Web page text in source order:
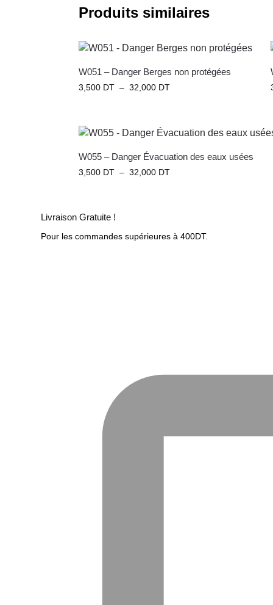
Produits similaires
W051 – Danger Berges non protégées
3,500 DT – 32,000 DT
W055 – Danger Évacuation des eaux usées
3,500 DT – 32,000 DT
Livraison Gratuite !
Pour les commandes supérieures à 400DT.